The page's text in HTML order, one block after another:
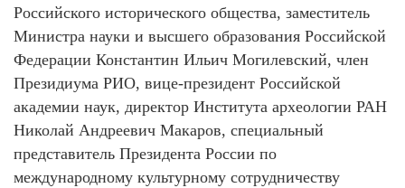
Российского исторического общества, заместитель
Министра науки и высшего образования Российской
Федерации Константин Ильич Могилевский, член
Президиума РИО, вице-президент Российской
академии наук, директор Института археологии РАН
Николай Андреевич Макаров, специальный
представитель Президента России по
международному культурному сотрудничеству